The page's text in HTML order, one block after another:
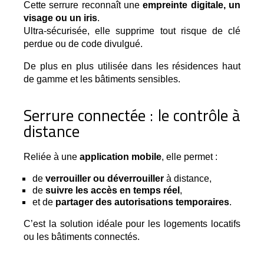
Cette serrure reconnaît une empreinte digitale, un
visage ou un iris.
Ultra-sécurisée, elle supprime tout risque de clé
perdue ou de code divulgué.
De plus en plus utilisée dans les résidences haut
de gamme et les bâtiments sensibles.
Serrure connectée : le contrôle à
distance
Reliée à une application mobile, elle permet :
de verrouiller ou déverrouiller à distance,
de suivre les accès en temps réel ,
et de partager des autorisations temporaires.
C’est la solution idéale pour les logements locatifs
ou les bâtiments connectés.